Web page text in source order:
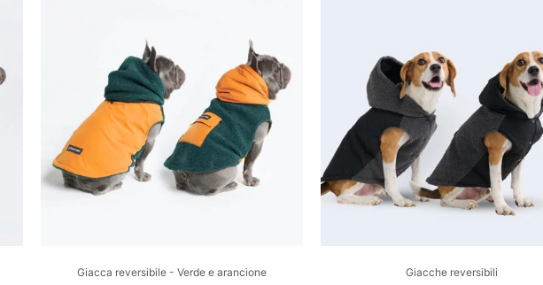
Giacca reversibile - Verde e arancione
Giacche reversibili